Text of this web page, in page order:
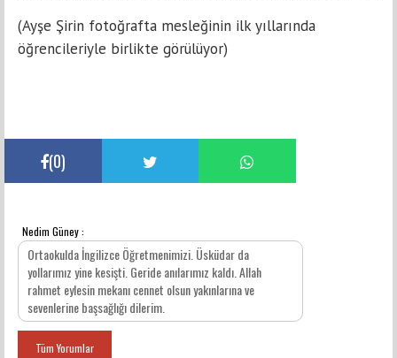
(Ayşe Şirin fotoğrafta mesleğinin ilk yıllarında
öğrencileriyle birlikte görülüyor)
(0)
YORUMLAR
Nedim Güney :
Ortaokulda İngilizce Öğretmenimizi. Üsküdar da
yollarımız yine kesişti. Geride anılarımız kaldı. Allah
rahmet eylesin mekanı cennet olsun yakınlarına ve
sevenlerine başsağlığı dilerim.
Tüm Yorumlar